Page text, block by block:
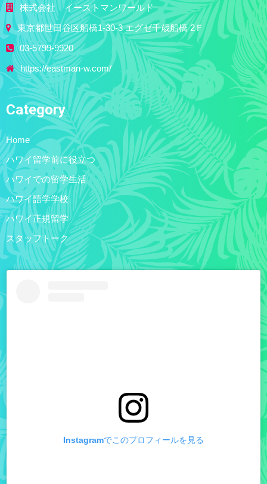
株式会社 イーストマンワールド
東京都世田谷区船橋1-30-3 エグゼ千歳船橋 2Ｆ
03-5799-9920
https://eastman-w.com/
Category
Home
ハワイ留学前に役立つ
ハワイでの留学生活
ハワイ語学学校
ハワイ正規留学
スタッフトーク
Instagramでこのプロフィールを見る